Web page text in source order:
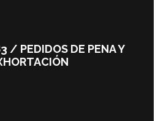
/ PEDIDOS DE PENA Y